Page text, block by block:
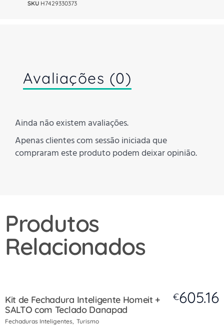
SKU H7429330373
Avaliações (0)
Ainda não existem avaliações.
Apenas clientes com sessão iniciada que
compraram este produto podem deixar opinião.
Produtos
Relacionados
Kit de Fechadura Inteligente Homeit +
SALTO com Teclado Danapad
€605.16
Fechaduras Inteligentes Turismo